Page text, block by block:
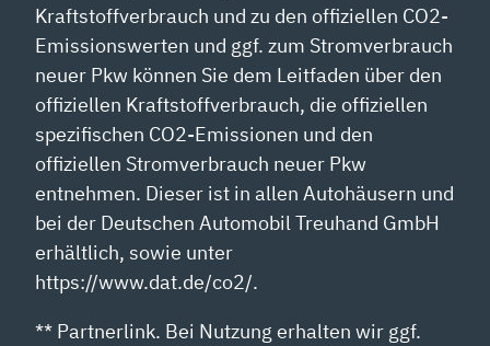
Kraftstoffverbrauch und zu den offiziellen CO2-
Emissionswerten und ggf. zum Stromverbrauch
neuer Pkw können Sie dem Leitfaden über den
offiziellen Kraftstoffverbrauch, die offiziellen
spezifischen CO2-Emissionen und den
offiziellen Stromverbrauch neuer Pkw
entnehmen. Dieser ist in allen Autohäusern und
bei der Deutschen Automobil Treuhand GmbH
erhältlich, sowie unter
https://www.dat.de/co2/.
** Partnerlink. Bei Nutzung erhalten wir ggf.